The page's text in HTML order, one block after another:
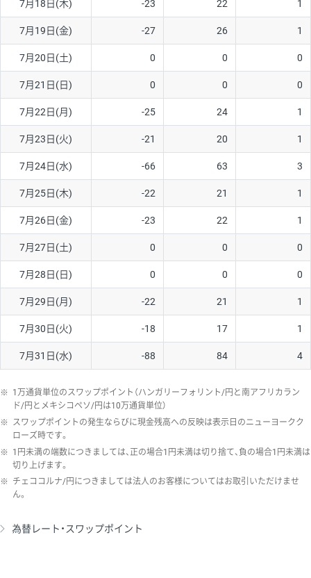
7月18日(木) -23 22 1
7月19日(金) -27 26 1
7月20日(土) 0 0 0
7月21日(日) 0 0 0
7月22日(月) -25 24 1
7月23日(火) -21 20 1
7月24日(水) -66 63 3
7月25日(木) -22 21 1
7月26日(金) -23 22 1
7月27日(土) 0 0 0
7月28日(日) 0 0 0
7月29日(月) -22 21 1
7月30日(火) -18 17 1
7月31日(水) -88 84 4
※ 1万通貨単位のスワップポイント（ハンガリーフォリント/円と南アフリカラン
ド/円とメキシコペソ/円は10万通貨単位）
※ スワップポイントの発生ならびに現金残高への反映は表示日のニューヨークク
ローズ時です。
※ 1円未満の端数につきましては、正の場合1円未満は切り捨て、負の場合1円未満は
切り上げます。
※ チェココルナ/円につきましては法人のお客様についてはお取引いただけませ
ん。
為替レート・スワップポイント